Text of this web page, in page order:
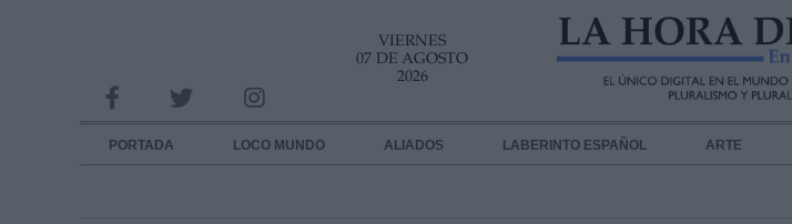
VIERNES
07 DE AGOSTO
2026
PORTADA LOCO MUNDO ALIADOS LABERINTO ESPAÑOL ARTE
INFORMACION SOBRE LA PROTECCIÓN DE TUS DATOS
Responsable: